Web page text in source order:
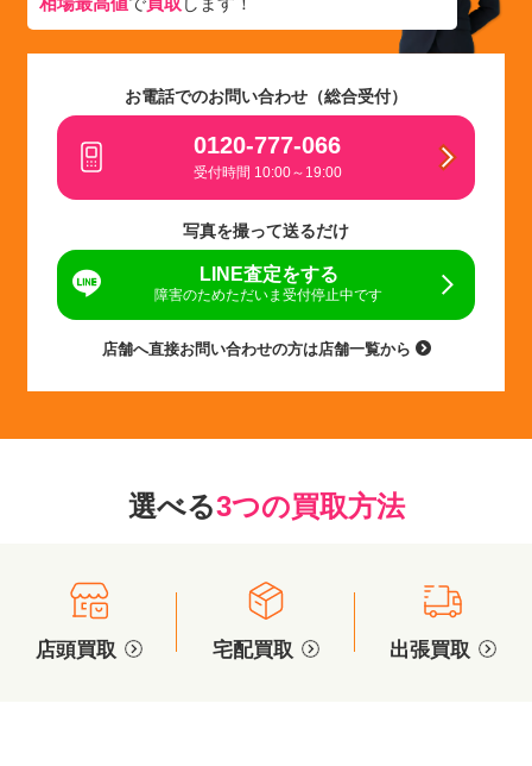
お電話でのお問い合わせ（総合受付）
0120-777-066
受付時間 10:00～19:00
写真を撮って送るだけ
LINE査定をする
障害のためただいま受付停止中です
店舗へ直接お問い合わせの方は店舗一覧から
選べる3つの買取方法
店頭買取 宅配買取 出張買取